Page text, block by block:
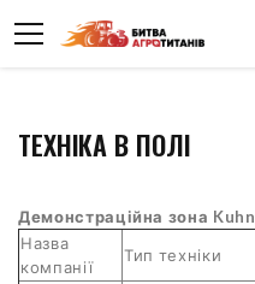
ТЕХНІКА В ПОЛІ
Демонстраційна зона Kuhn
Назва
компанії
Тип техніки